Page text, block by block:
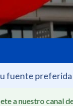
fuente preferida
a nuestro canal